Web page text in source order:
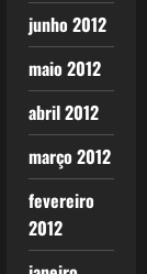
junho 2012
maio 2012
abril 2012
março 2012
fevereiro
2012